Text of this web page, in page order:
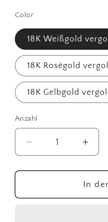
Color
18K Weißgold
18K Roségold
18K Gelbgold
Anzahl
Anzahl
Verringere
die
Menge
A04068
die
für
In